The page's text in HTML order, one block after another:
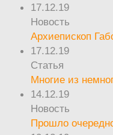
17.12.19
Новость
Архиепископ
17.12.19
Статья
Многие из
14.12.19
Новость
Прошло